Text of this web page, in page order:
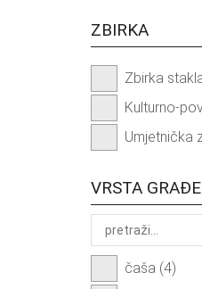
ZBIRKA
Zbirka
Kulturno-
Umjetnička
VRSTA GRAĐE
čaša (4)